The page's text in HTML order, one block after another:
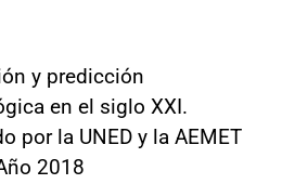
y predicción
en el siglo XXI.
por la UNED y la AEMET
2018